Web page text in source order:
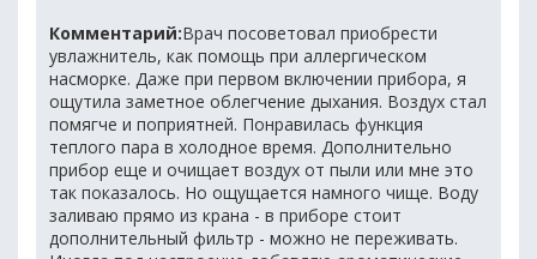
Комментарий:Врач посоветовал приобрести
увлажнитель, как помощь при аллергическом
насморке. Даже при первом включении прибора, я
ощутила заметное облегчение дыхания. Воздух стал
помягче и поприятней. Понравилась функция
теплого пара в холодное время. Дополнительно
прибор еще и очищает воздух от пыли или мне это
так показалось. Но ощущается намного чище. Воду
заливаю прямо из крана - в приборе стоит
дополнительный фильтр - можно не переживать.